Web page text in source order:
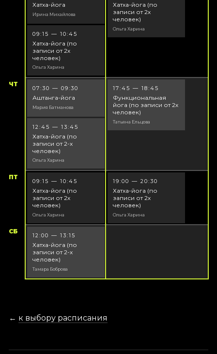
Хатха-йога
Ирина Михайлова
09:15 — 10:45
Хатха-йога (по
записи от 2х
человек)
Ольга Харина
Хатха-йога (по
записи от 2х
человек)
Ольга Харина
ЧТ
07:30 — 09:30
Аштанга-йога
Мария Батманова
12:45 — 13:45
Хатха-йога (по
записи от 2-х
человек)
Ольга Харина
17:45 — 18:45
Функциональная
йога (по записи от 2х
человек)
Татьяна Ельцова
ПТ
09:15 — 10:45
Хатха-йога (по
записи от 2х
человек)
Ольга Харина
19:00 — 20:30
Хатха-йога (по
записи от 2х
человек)
Ольга Харина
СБ
12:00 — 13:15
Хатха-йога (по
записи от 2-х
человек)
Тамара Боброва
← к выбору расписания